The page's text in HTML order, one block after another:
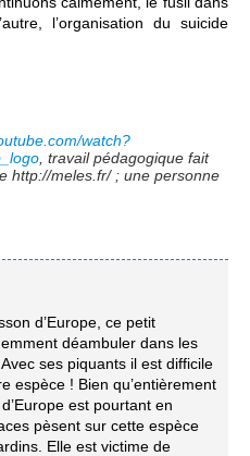
l’organisation du suicide
watch?
, travail pédagogique fait
http://meles.fr/ ; une personne
d’Europe, ce petit
déambuler dans les
ses piquants il est difficile
espèce ! Bien qu’entièrement
est pourtant en
pèsent sur cette espèce
Elle est victime de